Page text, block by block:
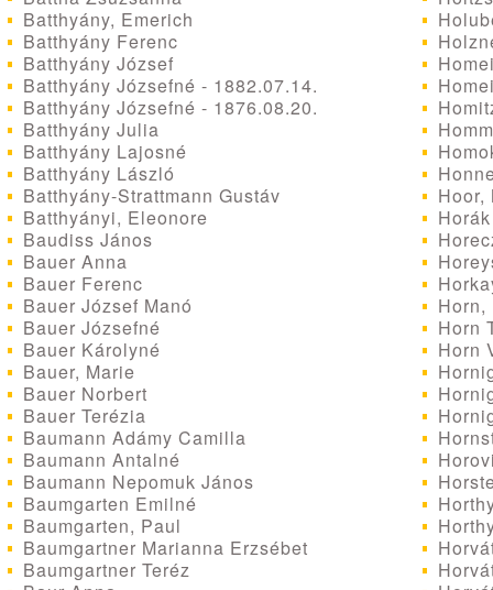
Batthyány, Emerich
Batthyány Ferenc
Batthyány József
Batthyány Józsefné - 1882.07.14.
Batthyány Józsefné - 1876.08.20.
Batthyány Julia
Batthyány Lajosné
Batthyány László
Batthyány-Strattmann Gustáv
Batthyányi, Eleonore
Baudiss János
Bauer Anna
Bauer Ferenc
Bauer József Manó
Bauer Józsefné
Bauer Károlyné
Bauer, Marie
Bauer Norbert
Bauer Terézia
Baumann Adámy Camilla
Baumann Antalné
Baumann Nepomuk János
Baumgarten Emilné
Baumgarten, Paul
Baumgartner Marianna Erzsébet
Baumgartner Teréz
Hoor,
Horn
Horn